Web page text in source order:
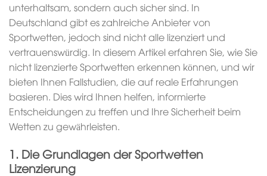
unterhaltsam, sondern auch sicher sind. In
Deutschland gibt es zahlreiche Anbieter von
Sportwetten, jedoch sind nicht alle lizenziert und
vertrauenswürdig. In diesem Artikel erfahren Sie, wie Sie
nicht lizenzierte Sportwetten erkennen können, und wir
bieten Ihnen Fallstudien, die auf reale Erfahrungen
basieren. Dies wird Ihnen helfen, informierte
Entscheidungen zu treffen und Ihre Sicherheit beim
Wetten zu gewährleisten.
1. Die Grundlagen der Sportwetten
Lizenzierung